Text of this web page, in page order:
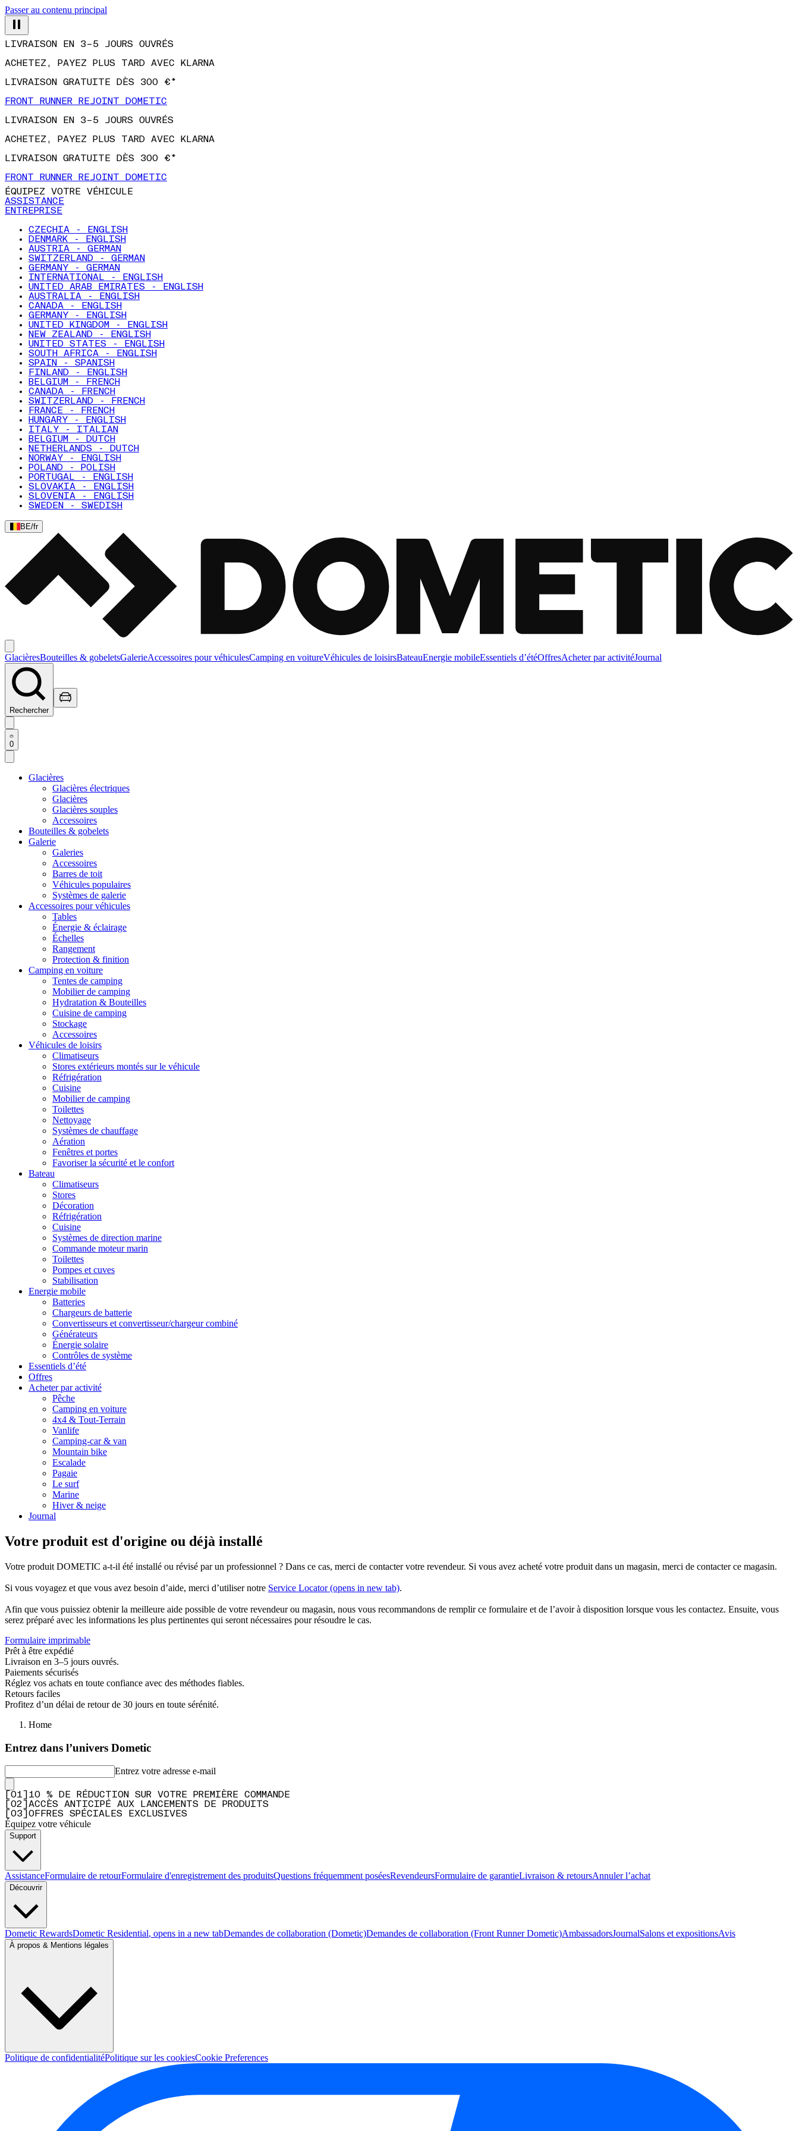
Passer au contenu principal
LIVRAISON EN 3–5 JOURS OUVRÉS
ACHETEZ, PAYEZ PLUS TARD AVEC KLARNA
LIVRAISON GRATUITE DÈS 300 €*
FRONT RUNNER REJOINT DOMETIC
LIVRAISON EN 3–5 JOURS OUVRÉS
ACHETEZ, PAYEZ PLUS TARD AVEC KLARNA
LIVRAISON GRATUITE DÈS 300 €*
FRONT RUNNER REJOINT DOMETIC
ÉQUIPEZ VOTRE VÉHICULE
ASSISTANCE
ENTREPRISE
CZECHIA - ENGLISH
DENMARK - ENGLISH
AUSTRIA - GERMAN
SWITZERLAND - GERMAN
GERMANY - GERMAN
INTERNATIONAL - ENGLISH
UNITED ARAB EMIRATES - ENGLISH
AUSTRALIA - ENGLISH
CANADA - ENGLISH
GERMANY - ENGLISH
UNITED KINGDOM - ENGLISH
NEW ZEALAND - ENGLISH
UNITED STATES - ENGLISH
SOUTH AFRICA - ENGLISH
SPAIN - SPANISH
FINLAND - ENGLISH
BELGIUM - FRENCH
CANADA - FRENCH
SWITZERLAND - FRENCH
FRANCE - FRENCH
HUNGARY - ENGLISH
ITALY - ITALIAN
BELGIUM - DUTCH
NETHERLANDS - DUTCH
NORWAY - ENGLISH
POLAND - POLISH
PORTUGAL - ENGLISH
SLOVAKIA - ENGLISH
SLOVENIA - ENGLISH
SWEDEN - SWEDISH
BE/fr
GlacièresBouteilles & gobeletsGalerieAccessoires pour véhiculesCamping en voitureVéhicules de loisirsBateauEnergie mobileEssentiels d’étéOffresAcheter par activitéJournal
Rechercher
0
Glacières
Glacières électriques
Glacières
Glacières souples
Accessoires
Bouteilles & gobelets
Galerie
Galeries
Accessoires
Barres de toit
Véhicules populaires
Systèmes de galerie
Accessoires pour véhicules
Tables
Énergie & éclairage
Échelles
Rangement
Protection & finition
Camping en voiture
Tentes de camping
Mobilier de camping
Hydratation & Bouteilles
Cuisine de camping
Stockage
Accessoires
Véhicules de loisirs
Climatiseurs
Stores extérieurs montés sur le véhicule
Réfrigération
Cuisine
Mobilier de camping
Toilettes
Nettoyage
Systèmes de chauffage
Aération
Fenêtres et portes
Favoriser la sécurité et le confort
Bateau
Climatiseurs
Stores
Décoration
Réfrigération
Cuisine
Systèmes de direction marine
Commande moteur marin
Toilettes
Pompes et cuves
Stabilisation
Energie mobile
Batteries
Chargeurs de batterie
Convertisseurs et convertisseur/chargeur combiné
Générateurs
Énergie solaire
Contrôles de système
Essentiels d’été
Offres
Acheter par activité
Pêche
Camping en voiture
4x4 & Tout-Terrain
Vanlife
Camping-car & van
Mountain bike
Escalade
Pagaie
Le surf
Marine
Hiver & neige
Journal
Votre produit est d'origine ou déjà installé
Votre produit DOMETIC a-t-il été installé ou révisé par un professionnel ? Dans ce cas, merci de contacter votre revendeur. Si vous avez acheté votre produit dans un magasin, merci de contacter ce magasin.
Si vous voyagez et que vous avez besoin d’aide, merci d’utiliser notre Service Locator(opens in new tab).
Afin que vous puissiez obtenir la meilleure aide possible de votre revendeur ou magasin, nous vous recommandons de remplir ce formulaire et de l’avoir à disposition lorsque vous les contactez. Ensuite, vous
serez préparé avec les informations les plus pertinentes qui seront nécessaires pour résoudre le cas.
Formulaire imprimable
Prêt à être expédié
Livraison en 3–5 jours ouvrés.
Paiements sécurisés
Réglez vos achats en toute confiance avec des méthodes fiables.
Retours faciles
Profitez d’un délai de retour de 30 jours en toute sérénité.
Home
Entrez dans l’univers Dometic
Entrez votre adresse e-mail
01
10 % DE RÉDUCTION SUR VOTRE PREMIÈRE COMMANDE
02
ACCÈS ANTICIPÉ AUX LANCEMENTS DE PRODUITS
03 OFFRES SPÉCIALES EXCLUSIVES
Équipez votre véhicule
Support
AssistanceFormulaire de retourFormulaire d'enregistrement des produitsQuestions fréquemment poséesRevendeursFormulaire de garantieLivraison & retoursAnnuler l’achat
Découvrir
Dometic RewardsDometic Residential, opens in a new tabDemandes de collaboration (Dometic)Demandes de collaboration (Front Runner Dometic)AmbassadorsJournalSalons et expositionsAvis
À propos & Mentions légales
Politique de confidentialitéPolitique sur les cookiesCookie Preferences